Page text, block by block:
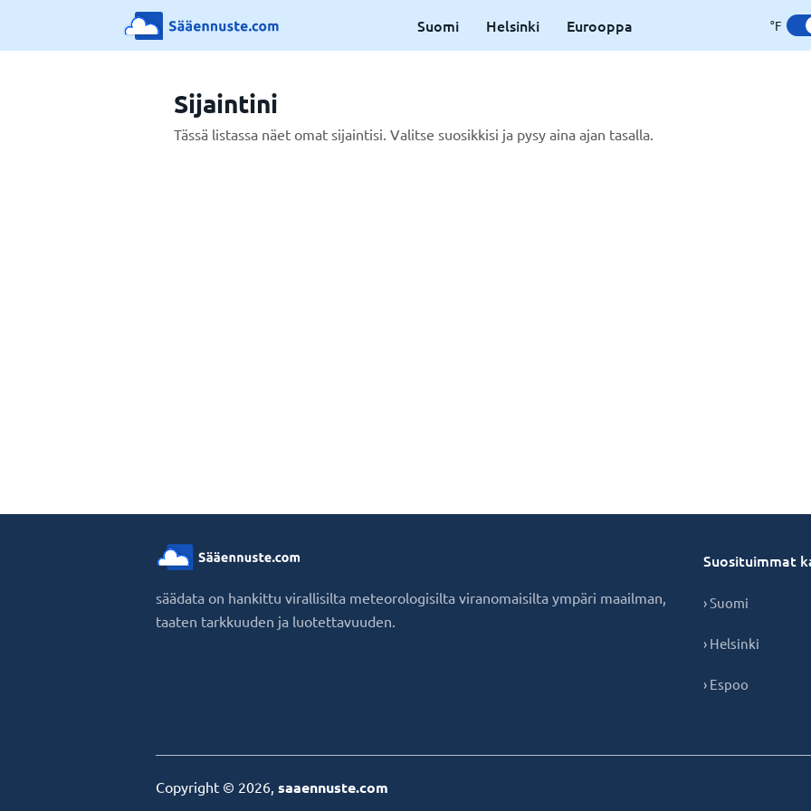
Suomi Helsinki Eurooppa °F
Sijaintini
Tässä listassa näet omat sijaintisi. Valitse suosikkisi ja pysy aina ajan tasalla.
säädata on hankittu virallisilta meteorologisilta viranomaisilta ympäri maailman,
taaten tarkkuuden ja luotettavuuden.
Suosituimmat
› Suomi
› Helsinki
› Espoo
Copyright © 2026, saaennuste.com